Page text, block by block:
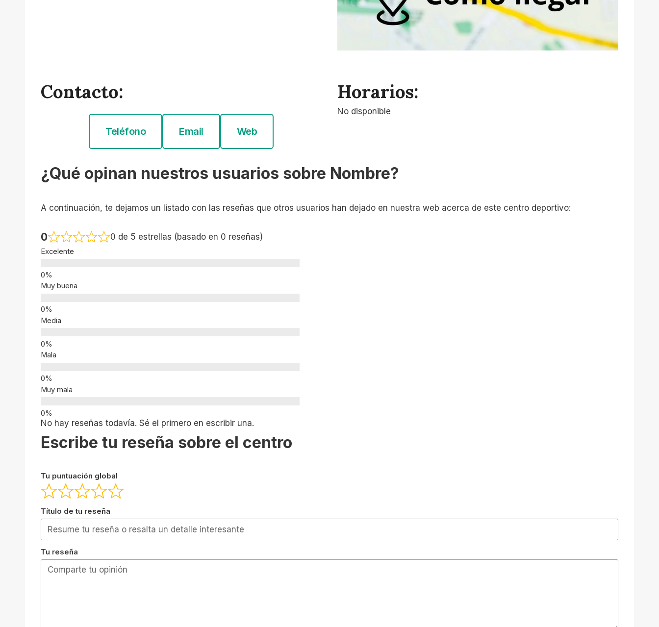
Contacto:
Teléfono Email Web
Horarios:
No disponible
¿Qué opinan nuestros usuarios sobre Nombre?
A continuación, te dejamos un listado con las reseñas que otros usuarios han dejado en nuestra web acerca de este centro deportivo:
0 0 de 5 estrellas (basado en 0 reseñas)
Excelente
Muy buena
Media
Mala
Muy mala
No hay reseñas todavía. Sé el primero en escribir una.
Escribe tu reseña sobre el centro
Tu puntuación global
Título de tu reseña
Tu reseña